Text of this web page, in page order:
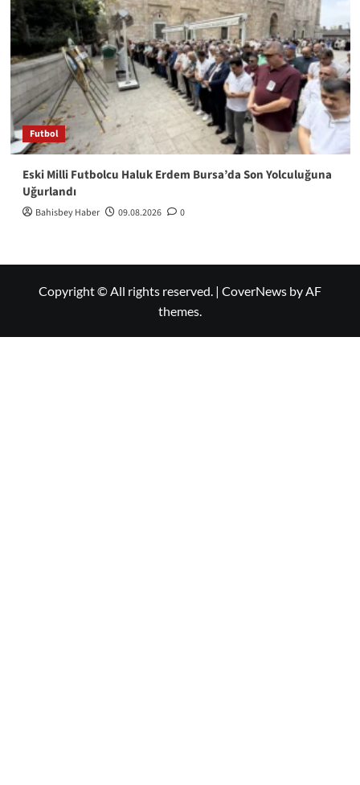
Futbol
Eski Milli Futbolcu Haluk Erdem Bursa’da Son Yolculuğuna
Uğurlandı
Bahisbey Haber 09.08.2026 0
Copyright © All rights reserved. | CoverNews by AF
themes.